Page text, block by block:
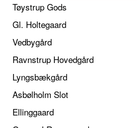
Tøystrup Gods
Gl. Holtegaard
Vedbygård
Ravnstrup Hovedgård
Lyngsbækgård
Asbølholm Slot
Ellinggaard